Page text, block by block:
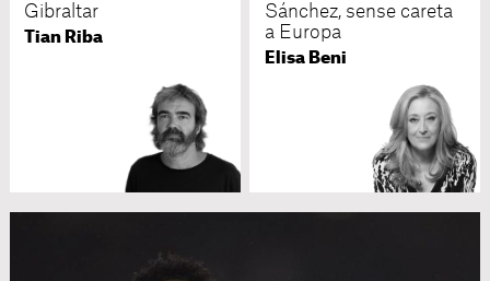
Gibraltar
Tian Riba
Sánchez, sense careta
a Europa
Elisa Beni